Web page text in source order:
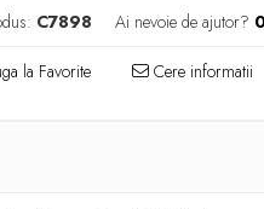
C7898 Ai nevoie de ajutor?
la Favorite Cere informatii